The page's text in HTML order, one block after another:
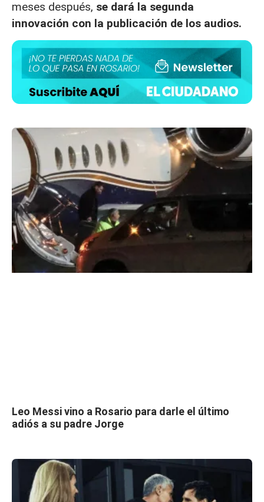
meses después, se dará la segunda
innovación con la publicación de los audios.
Leo Messi vino a Rosario para darle el último
adiós a su padre Jorge